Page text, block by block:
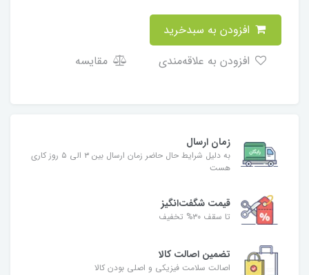
مقایسه
زمان ارسال
به دلیل شرایط حال حاضر زمان ارسال بین ۳ الی ۵ روز کاری
هست
قیمت شگفت‌انگیز
تا سقف ۳۰% تخفیف
تضمین اصالت کالا
اصالت سلامت فیزیکی و اصلی بودن کالا